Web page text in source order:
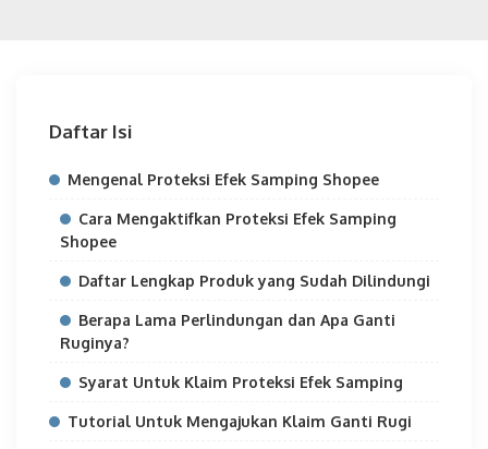
Daftar Isi
Mengenal Proteksi Efek Samping Shopee
Cara Mengaktifkan Proteksi Efek Samping
Shopee
Daftar Lengkap Produk yang Sudah Dilindungi
Berapa Lama Perlindungan dan Apa Ganti
Ruginya?
Syarat Untuk Klaim Proteksi Efek Samping
Tutorial Untuk Mengajukan Klaim Ganti Rugi